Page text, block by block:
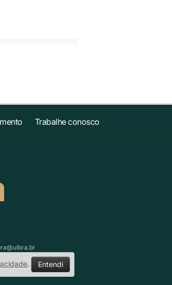
Trabalhe conosco
. Entendi